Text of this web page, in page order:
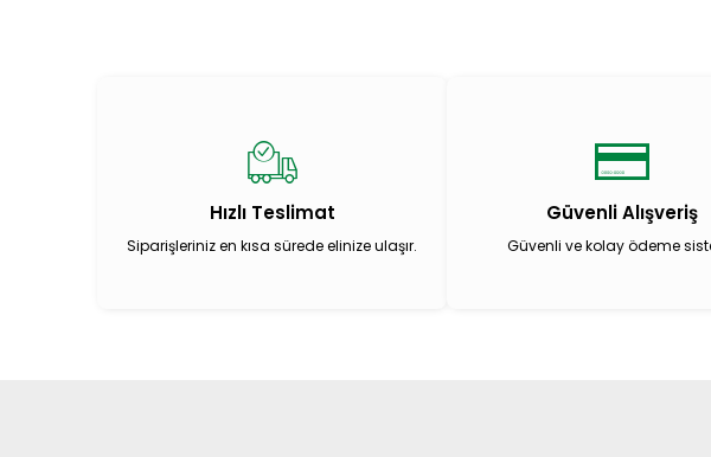
Hızlı Teslimat
Siparişleriniz en kısa sürede elinize ulaşır.
Güvenli Alışveriş
Güvenli ve kolay ödeme